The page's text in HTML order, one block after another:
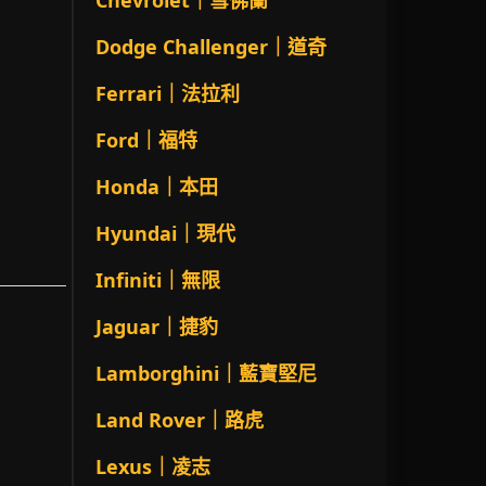
Dodge Challenger｜道奇
Ferrari｜法拉利
Ford｜福特
Honda｜本田
Hyundai｜現代
Infiniti｜無限
Jaguar｜捷豹
Lamborghini｜藍寶堅尼
Land Rover｜路虎
Lexus｜凌志